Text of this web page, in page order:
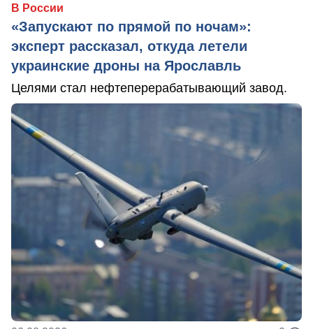
В России
«Запускают по прямой по ночам»:
эксперт рассказал, откуда летели
украинские дроны на Ярославль
Целями стал нефтеперерабатывающий завод.